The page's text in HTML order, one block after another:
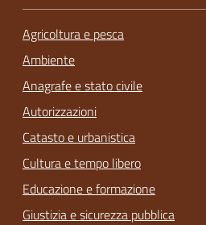
Agricoltura e pesca
Ambiente
Anagrafe e stato civile
Autorizzazioni
Catasto e urbanistica
Cultura e tempo libero
Educazione e formazione
Giustizia e sicurezza pubblica